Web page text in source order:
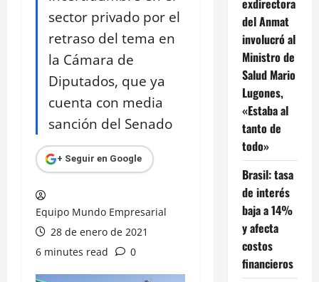
sector privado por el
retraso del tema en
la Cámara de
Diputados, que ya
cuenta con media
sanción del Senado
+ Seguir en Google
Equipo Mundo Empresarial
28 de enero de 2021
6 minutes read
0
del Anmat
involucró al
Ministro de
Salud Mario
Lugones,
«Estaba al
tanto de
todo»
Brasil: tasa
de interés
baja a 14%
y afecta
costos
financieros